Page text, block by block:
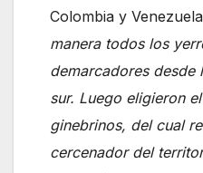
Colombia y
manera todos los
demarcadores desde
sur. Luego eligieron
ginebrinos, del cual
cercenador del